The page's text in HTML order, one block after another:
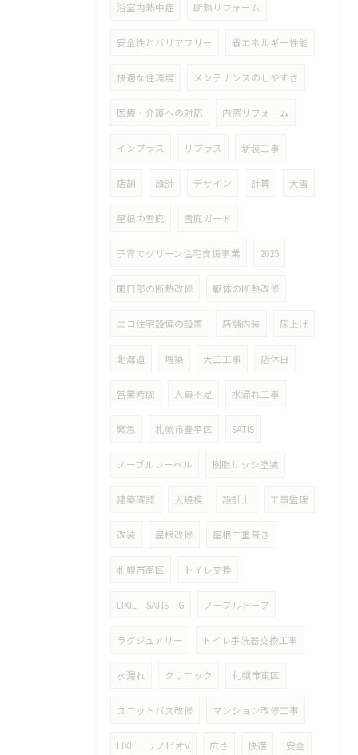
浴室内熱中症 断熱リフォーム
安全性とバリアフリー 省エネルギー性能
快適な住環境 メンテナンスのしやすさ
医療・介護への対応 内窓リフォーム
インプラス リプラス 新装工事
店舗 設計 デザイン 計算 大雪
屋根の雪庇 雪庇ガード
子育てグリーン住宅支援事業 2025
開口部の断熱改修 躯体の断熱改修
エコ住宅設備の設置 店舗内装 床上げ
北海道 増築 大工工事 店休日
営業時間 人員不足 水漏れ工事
緊急 札幌市豊平区 SATIS
ノーブルレーベル 樹脂サッシ塗装
建築確認 大規模 設計士 工事監理
改装 屋根改修 屋根二重葺き
札幌市南区 トイレ交換
LIXIL SATIS G ノーブルトープ
ラグジュアリー トイレ手洗器交換工事
水漏れ クリニック 札幌市東区
ユニットバス改修 マンション改修工事
LIXIL リノビオV 広さ 快適 安全